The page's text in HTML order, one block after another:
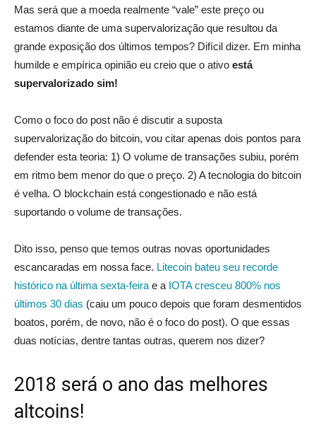
Mas será que a moeda realmente “vale” este preço ou
estamos diante de uma supervalorização que resultou da
grande exposição dos últimos tempos? Difícil dizer. Em minha
humilde e empírica opinião eu creio que o ativo está
supervalorizado sim!
Como o foco do post não é discutir a suposta
supervalorização do bitcoin, vou citar apenas dois pontos para
defender esta teoria: 1) O volume de transações subiu, porém
em ritmo bem menor do que o preço. 2) A tecnologia do bitcoin
é velha. O blockchain está congestionado e não está
suportando o volume de transações.
Dito isso, penso que temos outras novas oportunidades
escancaradas em nossa face. Litecoin bateu seu recorde
histórico na última sexta-feira e a IOTA cresceu 800% nos
últimos 30 dias (caiu um pouco depois que foram desmentidos
boatos, porém, de novo, não é o foco do post). O que essas
duas notícias, dentre tantas outras, querem nos dizer?
2018 será o ano das melhores
altcoins!